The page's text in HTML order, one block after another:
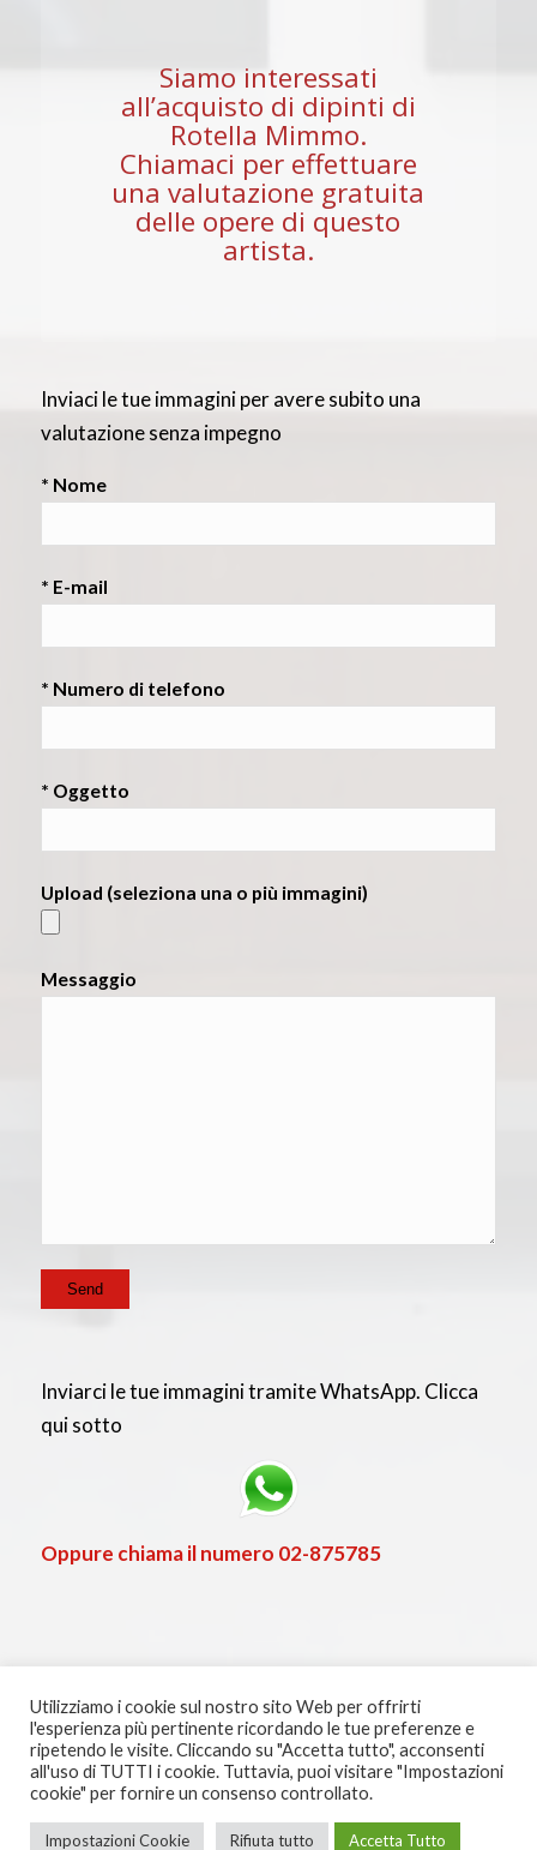
Siamo interessati
all’acquisto di dipinti di
Rotella Mimmo.
Chiamaci per effettuare
una valutazione gratuita
delle opere di questo
artista.
Inviaci le tue immagini per avere subito una
valutazione senza impegno
* Nome
* E-mail
* Numero di telefono
* Oggetto
Upload (seleziona una o più immagini)
Messaggio
Inviarci le tue immagini tramite WhatsApp. Clicca
qui sotto
Oppure chiama il numero 02-875785
© Copyright - riccardoredaelli - P.IVA 03564570137 - Powered By
Speedigital
Utilizziamo i cookie sul nostro sito Web per offrirti
l'esperienza più pertinente ricordando le tue preferenze e
ripetendo le visite. Cliccando su "Accetta tutto", acconsenti
all'uso di TUTTI i cookie. Tuttavia, puoi visitare "Impostazioni
cookie" per fornire un consenso controllato.
Impostazioni Cookie Rifiuta tutto Accetta Tutto